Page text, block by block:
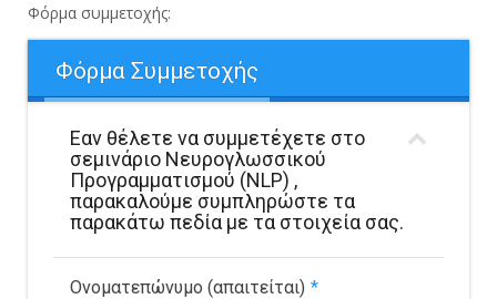
Φόρμα συμμετοχής:
Φόρμα Συμμετοχής
Εαν θέλετε να συμμετέχετε στο
σεμινάριο Νευρογλωσσικού
Προγραμματισμού (NLP) ,
παρακαλούμε συμπληρώστε τα
παρακάτω πεδία με τα στοιχεία σας.
Ονοματεπώνυμο (απαιτείται) *